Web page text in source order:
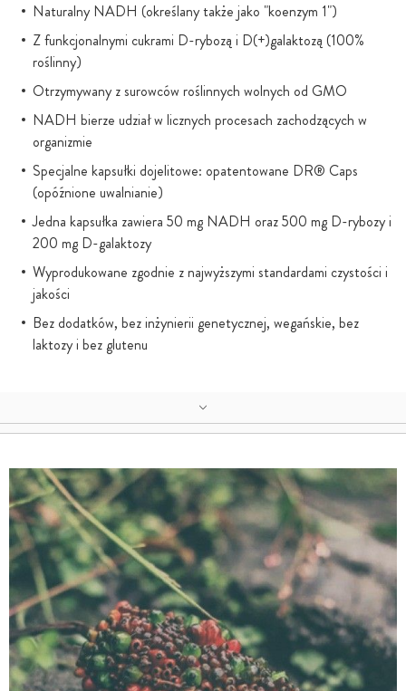
Naturalny NADH (określany także jako "koenzym 1")
Z funkcjonalnymi cukrami D-rybozą i D(+)galaktozą (100%
roślinny)
Otrzymywany z surowców roślinnych wolnych od GMO
NADH bierze udział w licznych procesach zachodzących w
organizmie
Specjalne kapsułki dojelitowe: opatentowane DR® Caps
(opóźnione uwalnianie)
Jedna kapsułka zawiera 50 mg NADH oraz 500 mg D-rybozy i
200 mg D-galaktozy
Wyprodukowane zgodnie z najwyższymi standardami czystości i
jakości
Bez dodatków, bez inżynierii genetycznej, wegańskie, bez
laktozy i bez glutenu